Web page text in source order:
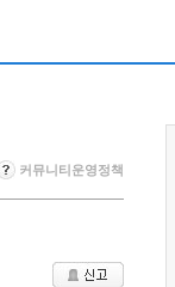
커뮤니티운영정책